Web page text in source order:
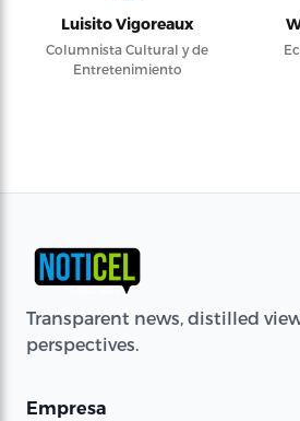
Luisito Vigoreaux
Columnista Cultural y de
Entretenimiento
Transparent news, distilled
perspectives.
Empresa